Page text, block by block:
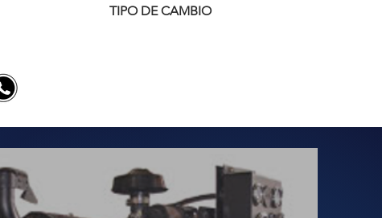
TIPO DE CAMBIO